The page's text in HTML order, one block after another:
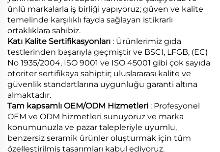
ünlü markalarla iş birliği yapıyoruz; güven ve kalite
temelinde karşılıklı fayda sağlayan istikrarlı
ortaklıklara sahibiz.
Katı Kalite Sertifikasyonları : Ürünlerimiz gıda
testlerinden başarıyla geçmiştir ve BSCI, LFGB, (EC)
No 1935/2004, ISO 9001 ve ISO 45001 gibi çok sayıda
otoriter sertifikaya sahiptir; uluslararası kalite ve
güvenlik standartlarına uygunluğu garanti altına
almaktadır.
Tam kapsamlı OEM/ODM Hizmetleri : Profesyonel
OEM ve ODM hizmetleri sunuyoruz ve marka
konumunuzla ve pazar talepleriyle uyumlu,
benzersiz seramik ürünler oluşturmak için tüm
özelleştirilmiş tasarımları kabul ediyoruz.